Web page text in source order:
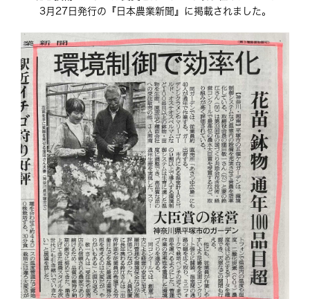
3月27日発行の『日本農業新聞』に掲載されました。